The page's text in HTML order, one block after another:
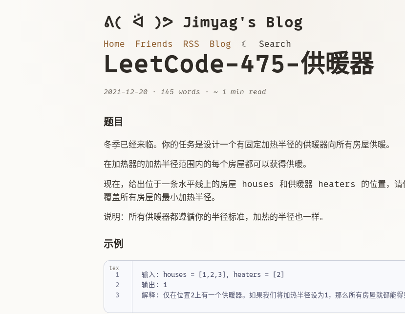
ᕕ( ᐛ )ᕗ Jimyag's Blog
Home Friends RSS Blog ☾ Search
LeetCode-475-供暖器
2021-12-20 · 145 words · ~ 1 min read
题目
冬季已经来临。你的任务是设计一个有固定加热半径的供暖器向所有房屋供暖。
在加热器的加热半径范围内的每个房屋都可以获得供暖。
现在，给出位于一条水平线上的房屋 houses 和供暖器 heaters 的位置，请
覆盖所有房屋的最小加热半径。
说明：所有供暖器都遵循你的半径标准，加热的半径也一样。
示例
1
2
tex